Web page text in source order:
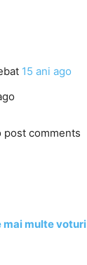
15 ani ago
post comments
mai multe voturi